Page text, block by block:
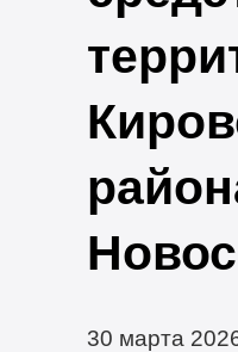
30 марта